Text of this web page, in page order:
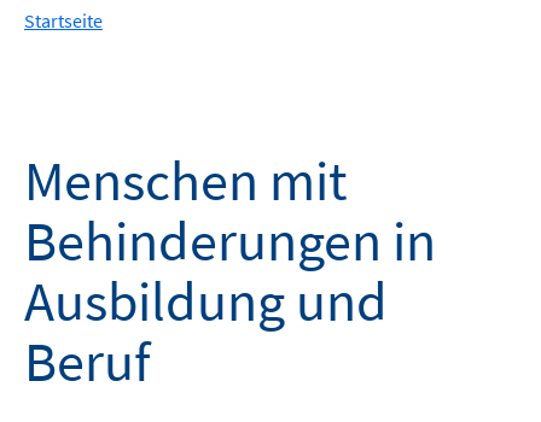
Startseite
Menschen mit
Behinderungen in
Ausbildung und
Beruf